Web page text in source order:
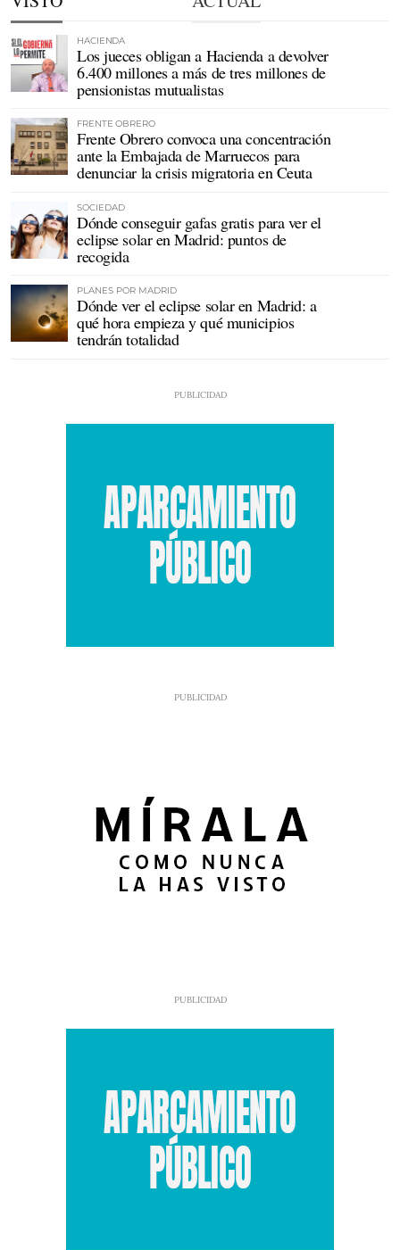
HACIENDA
Los jueces obligan a Hacienda a devolver
6.400 millones a más de tres millones de
pensionistas mutualistas
FRENTE OBRERO
Frente Obrero convoca una concentración
ante la Embajada de Marruecos para
denunciar la crisis migratoria en Ceuta
SOCIEDAD
Dónde conseguir gafas gratis para ver el
eclipse solar en Madrid: puntos de
recogida
PLANES POR MADRID
Dónde ver el eclipse solar en Madrid: a
qué hora empieza y qué municipios
tendrán totalidad